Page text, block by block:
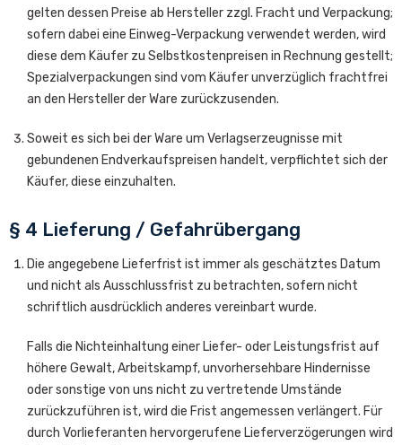
gelten dessen Preise ab Hersteller zzgl. Fracht und Verpackung;
sofern dabei eine Einweg-Verpackung verwendet werden, wird
diese dem Käufer zu Selbstkostenpreisen in Rechnung gestellt;
Spezialverpackungen sind vom Käufer unverzüglich frachtfrei
an den Hersteller der Ware zurückzusenden.
Soweit es sich bei der Ware um Verlagserzeugnisse mit
gebundenen Endverkaufspreisen handelt, verpflichtet sich der
Käufer, diese einzuhalten.
§ 4 Lieferung / Gefahrübergang
Die angegebene Lieferfrist ist immer als geschätztes Datum
und nicht als Ausschlussfrist zu betrachten, sofern nicht
schriftlich ausdrücklich anderes vereinbart wurde.
Falls die Nichteinhaltung einer Liefer- oder Leistungsfrist auf
höhere Gewalt, Arbeitskampf, unvorhersehbare Hindernisse
oder sonstige von uns nicht zu vertretende Umstände
zurückzuführen ist, wird die Frist angemessen verlängert. Für
durch Vorlieferanten hervorgerufene Lieferverzögerungen wird